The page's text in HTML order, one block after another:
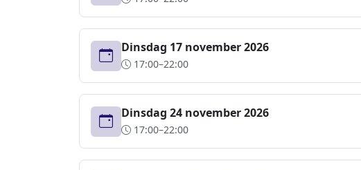
Dinsdag 17 november 2026
17:00–22:00
Dinsdag 24 november 2026
17:00–22:00